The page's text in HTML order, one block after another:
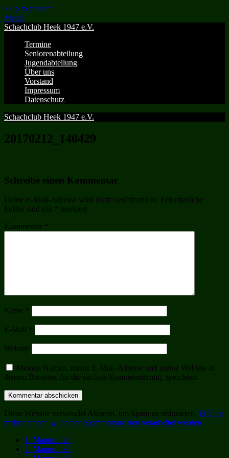
Skip to content
Menu
Schachclub Heek 1947 e.V.
Termine
Seniorenabteilung
Jugendabteilung
Über uns
Vorstand
Impressum
Datenschutz
Schachclub Heek 1947 e.V.
20170212_140429
Schreibe einen Kommentar
Deine E-Mail-Adresse wird nicht veröffentlicht. Erforderliche
Felder sind mit * markiert
Kommentar *
Name *
E-Mail *
Website
Meinen Namen, meine E-Mail-Adresse und meine Website in
diesem Browser, für die nächste Kommentierung, speichern.
Diese Website verwendet Akismet, um Spam zu reduzieren. Erfahre
mehr darüber, wie deine Kommentardaten verarbeitet werden.
1. Mannschaft
2. Mannschaft